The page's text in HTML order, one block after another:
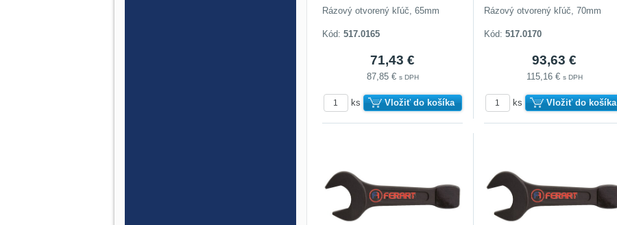
Rázový otvorený kľúč, 65mm
Kód:517.0165
71,43 €
87,85 € s DPH
ks Vložiť do košíka
Rázový otvorený kľúč, 70mm
Kód:517.0170
93,63 €
115,16 € s DPH
ks Vložiť do košíka